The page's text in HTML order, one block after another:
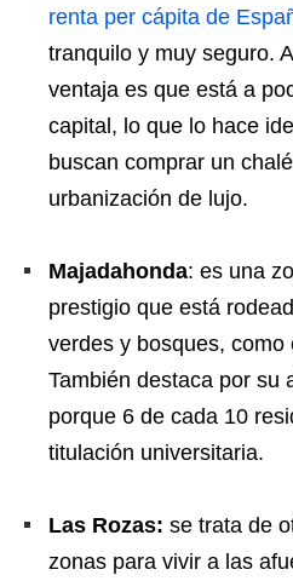
renta per cápita de
tranquilo y muy seguro.
ventaja es que está a
capital, lo que lo hace
buscan comprar un
urbanización de lujo.
Majadahonda: es una
prestigio que está
verdes y bosques, como
También destaca por su
porque 6 de cada 10
titulación universitaria.
Las Rozas: se trata de
zonas para vivir a las